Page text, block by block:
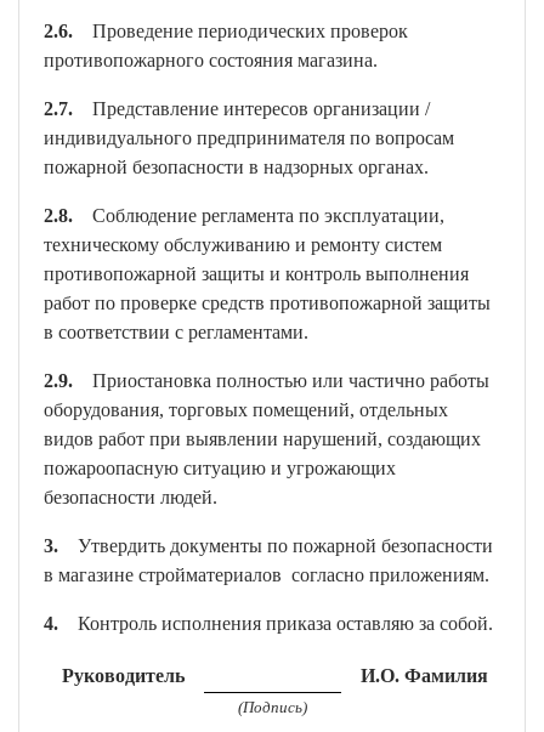
2.6. Проведение периодических проверок
противопожарного состояния магазина.
2.7. Представление интересов организации /
индивидуального предпринимателя по вопросам
пожарной безопасности в надзорных органах.
2.8. Соблюдение регламента по эксплуатации,
техническому обслуживанию и ремонту систем
противопожарной защиты и контроль выполнения
работ по проверке средств противопожарной защиты
в соответствии с регламентами.
2.9. Приостановка полностью или частично работы
оборудования, торговых помещений, отдельных
видов работ при выявлении нарушений, создающих
пожароопасную ситуацию и угрожающих
безопасности людей.
3. Утвердить документы по пожарной безопасности
в магазине стройматериалов согласно приложениям.
4. Контроль исполнения приказа оставляю за собой.
Руководитель И.О. Фамилия
(Подпись)